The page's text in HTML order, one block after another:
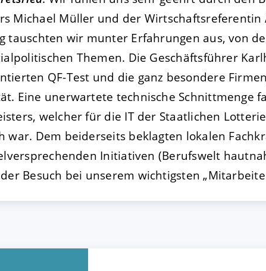
Michael Müller und der
tauschten wir munter Erfahrungen aus, von
Themen. Die Geschäftsführer
QF-Test und die ganz besondere
Eine unerwartete technische Schnittmenge
welcher für die IT der Staatlichen
war. Dem beiderseits beklagten lokalen
Initiativen (Berufswelt
Besuch bei unserem wichtigsten
ABLEHNEN